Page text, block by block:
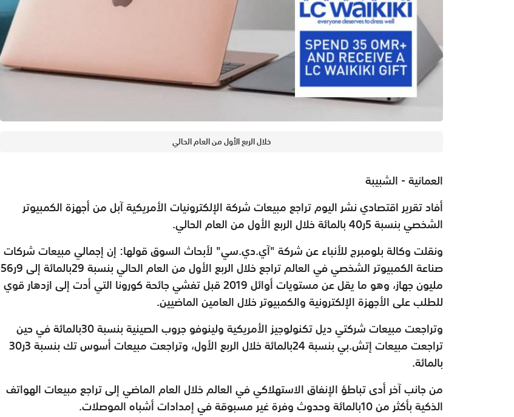
خلال الربع الأول من العام الحالي
العمانية - الشبيبة
أفاد تقرير اقتصادي نشر اليوم تراجع مبيعات شركة الإلكترونيات الأمريكية آبل من أجهزة الكمبيوتر
الشخصي بنسبة 5ر40 بالمائة خلال الربع الأول من العام الحالي.
ونقلت وكالة بلومبرج للأنباء عن شركة "آي.دي.سي" لأبحاث السوق قولها: إن إجمالي مبيعات شركات
صناعة الكمبيوتر الشخصي في العالم تراجع خلال الربع الأول من العام الحالي بنسبة 29بالمائة إلى 9ر56
مليون جهاز، وهو ما يقل عن مستويات أوائل 2019 قبل تفشي جائحة كورونا التي أدت إلى ازدهار قوي
للطلب على الأجهزة الإلكترونية والكمبيوتر خلال العامين الماضيين.
وتراجعت مبيعات شركتي ديل تكنولوجيز الأمريكية ولينوفو جروب الصينية بنسبة 30بالمائة في حين
تراجعت مبيعات إتش.بي بنسبة 24بالمائة خلال الربع الأول، وتراجعت مبيعات أسوس تك بنسبة 3ر30
بالمائة.
من جانب آخر أدى تباطؤ الإنفاق الاستهلاكي في العالم خلال العام الماضي إلى تراجع مبيعات الهواتف
الذكية بأكثر من 10بالمائة وحدوث وفرة غير مسبوقة في إمدادات أشباه الموصلات.